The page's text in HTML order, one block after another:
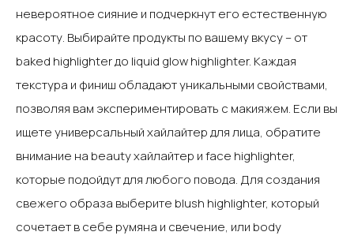
невероятное сияние и подчеркнут его естественную
красоту.‍ Выбирайте продукты по вашему вкусу – от
baked highlighter до liquid glow highlighter. Каждая
текстура и финиш обладают уникальными свойствами,
позволяя вам экспериментировать с макияжем. Если вы
ищете универсальный хайлайтер для лица, обратите
внимание на beauty хайлайтер и face highlighter,
которые подойдут для любого повода.‍ Для создания
свежего образа выберите blush highlighter, который
сочетает в себе румяна и свечение, или body